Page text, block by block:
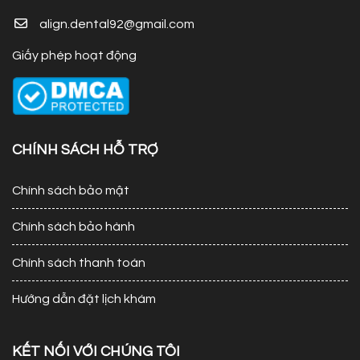
align.dental92@gmail.com
Giấy phép hoạt động
CHÍNH SÁCH HỖ TRỢ
Chính sách bảo mật
Chính sách bảo hành
Chính sách thanh toán
Hướng dẫn đặt lịch khám
KẾT NỐI VỚI CHÚNG TÔI